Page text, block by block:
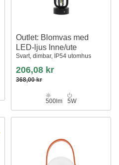
Outlet: Blomvas med
LED-ljus Inne/ute
Svart, dimbar, IP54 utomhus
206,08 kr
368,00 kr
500lm 5W